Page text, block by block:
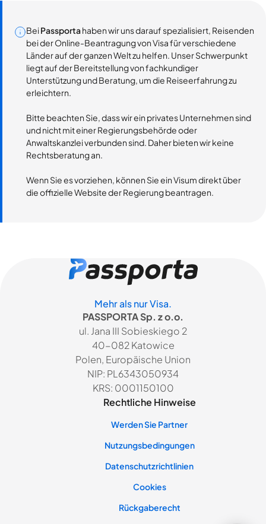
BeiPassportahaben wir uns darauf spezialisiert, Reisenden
bei der Online-Beantragung von Visa für verschiedene
Länder auf der ganzen Welt zu helfen. Unser Schwerpunkt
liegt auf der Bereitstellung von fachkundiger
Unterstützung und Beratung, um die Reiseerfahrung zu
erleichtern.
Bitte beachten Sie, dass wir ein privates Unternehmen sind
und nicht mit einer Regierungsbehörde oder
Anwaltskanzlei verbunden sind. Daher bieten wir keine
Rechtsberatung an.
Wenn Sie es vorziehen, können Sie ein Visum direkt über
die offizielle Website der Regierung beantragen.
Mehr als nur Visa.
PASSPORTA Sp. z o.o.
ul. Jana III Sobieskiego 2
40-082 Katowice
Polen, Europäische Union
NIP: PL6343050934
KRS: 0001150100
Rechtliche Hinweise
Werden Sie Partner
Nutzungsbedingungen
Datenschutzrichtlinien
Cookies
Rückgaberecht